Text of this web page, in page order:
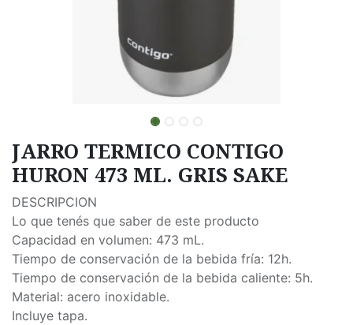
JARRO TERMICO CONTIGO
HURON 473 ML. GRIS SAKE
DESCRIPCION
Lo que tenés que saber de este producto
Capacidad en volumen: 473 mL.
Tiempo de conservación de la bebida fría: 12h.
Tiempo de conservación de la bebida caliente: 5h.
Material: acero inoxidable.
Incluye tapa.